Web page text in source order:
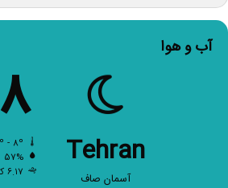
آب و هوا
Tehran
آسمان صاف
۸
۵۷%
۶.۱۷ کیلومتر/ساعت